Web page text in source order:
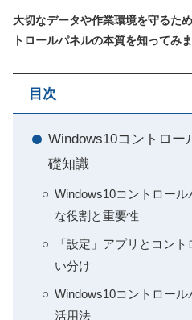
大切なデータや作業環境を守るた
トロールパネルの本質を知ってみ
目次
Windows10コントロー
礎知識
Windows10コントロー
な役割と重要性
「設定」アプリとコン
い分け
Windows10コントロー
活用法